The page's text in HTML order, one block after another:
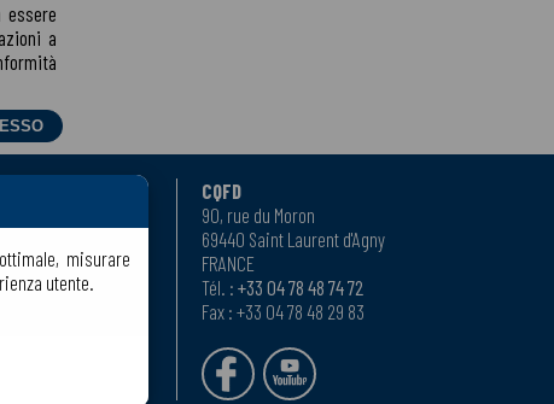
a
nostri prodotti
CQFD
90, rue du Moron
69440 Saint Laurent d'Agny
FRANCE
Tél. : +33 04 78 48 74 72
Fax : +33 04 78 48 29 83
misurare
utente.